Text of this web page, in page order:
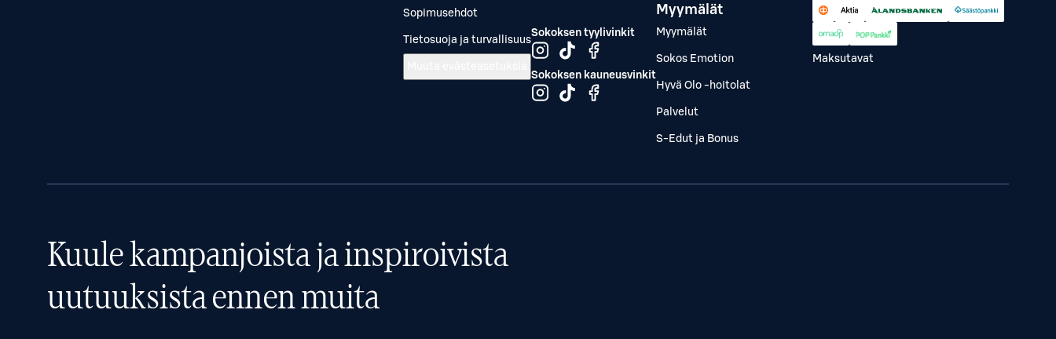
Sopimusehdot
Tietosuoja ja turvallisuus
Sokoksen tyylivinkit
Sokoksen kauneusvinkit
Myymälät
Myymälät
Sokos Emotion
Hyvä Olo -hoitolat
Palvelut
S-Edut ja Bonus
Maksutavat
Kuule kampanjoista ja inspiroivista
uutuuksista ennen muita